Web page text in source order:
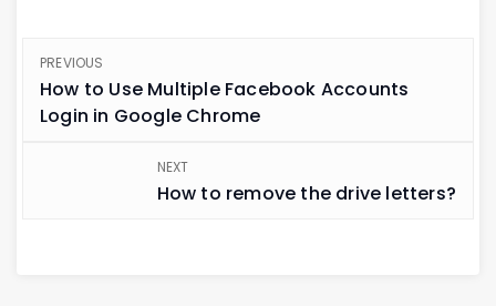
PREVIOUS
How to Use Multiple Facebook Accounts
Login in Google Chrome
NEXT
How to remove the drive letters?